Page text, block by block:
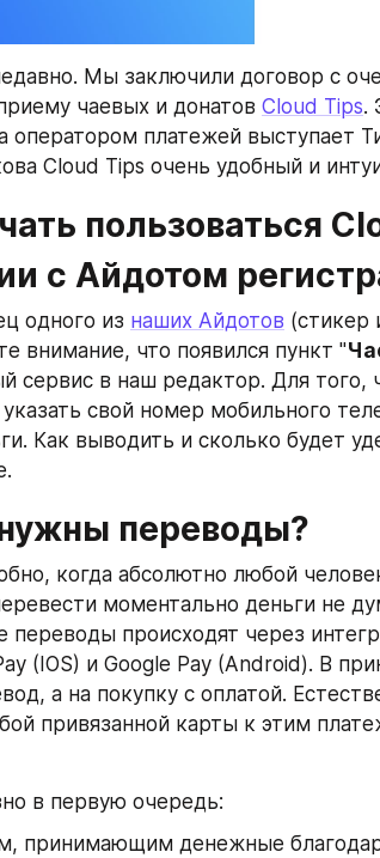
Мы заключили договор с
чаевых и донатов Cloud Tips.
оператором платежей выступает
Cloud Tips очень удобный и
пользоваться
с Айдотом
одного из наших Айдотов (стикер
внимание, что появился пункт "
сервис в наш редактор. Для того,
свой номер мобильного
Как выводить и сколько будет
переводы?
когда абсолютно любой
моментально деньги не
переводы происходят через
(IOS) и Google Pay (Android). В
а на покупку с оплатой.
привязанной карты к этим
в первую очередь:
принимающим денежные